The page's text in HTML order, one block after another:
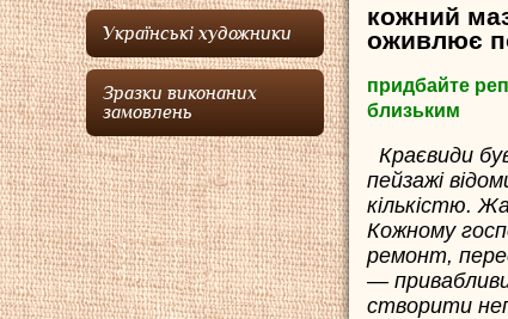
Українські художники
Зразки виконаних
замовлень
кожний
оживлює
придбайте
близьким
Краєвиди
пейзажі
кількістю.
Кожному
ремонт,
—
створити